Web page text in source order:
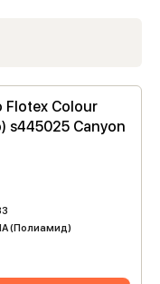
Flotex Colour
s445025 Canyon
(Полиамид)